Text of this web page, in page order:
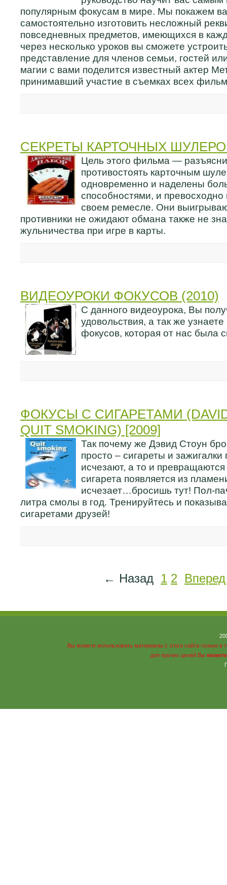
популярным фокусам в мире. Мы покажем
самостоятельно изготовить несложный
повседневных предметов, имеющихся в
через несколько уроков вы сможете
представление для членов семьи, гостей
магии с вами поделится известный актер
принимавший участие в съемках всех
СЕКРЕТЫ КАРТОЧНЫХ
Цель этого фильма —
противостоять карточным
одновременно и наделены
способностями, и
своем ремесле. Они
противники не ожидают обмана также не
жульничества при игре в карты.
ВИДЕОУРОКИ ФОКУСОВ (2010)
С данного видеоурока, Вы
удовольствия, а так же
фокусов, которая от нас была
ФОКУСЫ С СИГАРЕТАМИ (DAVID
QUIT SMOKING) [2009]
Так почему же Дэвид Стоун
просто – сигареты и зажигалки
исчезают, а то и
сигарета появляется из
исчезает…бросишь тут! Пол-
литра смолы в год. Тренируйтесь и
сигаретами друзей!
← Назад 1 2
Вы можете использовать материалы с этого сайта только
для прочих целей Вы